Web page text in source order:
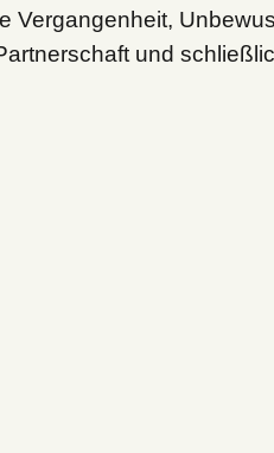
Vergangenheit,
und